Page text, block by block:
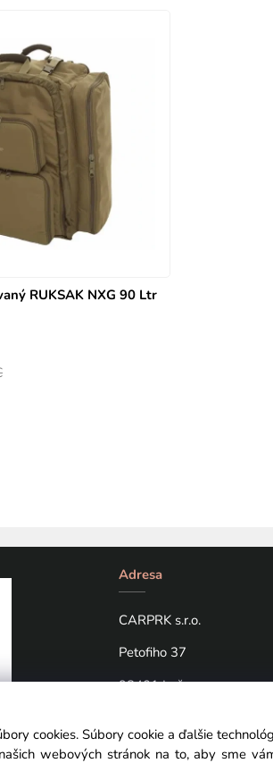
RUKSAK NXG 90 Ltr
Adresa
CARPRK s.r.o.
Petofiho 37
98401 Lučenec
cookies. Súbory cookie a ďalšie
webových stránok na to, aby sme